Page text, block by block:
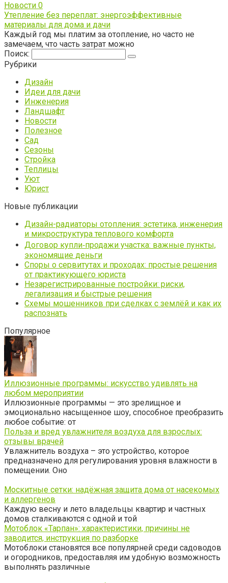
Новости 0
Утепление без переплат: энергоэффективные
материалы для дома и дачи
Каждый год мы платим за отопление, но часто не
замечаем, что часть затрат можно
Поиск:
Рубрики
Дизайн
Идеи для дачи
Инженерия
Ландшафт
Новости
Полезное
Сад
Сезоны
Стройка
Теплицы
Уют
Юрист
Новые публикации
Дизайн-радиаторы отопления: эстетика, инженерия
и микроструктура теплового комфорта
Договор купли‑продажи участка: важные пункты,
экономящие деньги
Споры о сервитутах и проходах: простые решения
от практикующего юриста
Незарегистрированные постройки: риски,
легализация и быстрые решения
Схемы мошенников при сделках с землёй и как их
распознать
Популярное
Иллюзионные программы: искусство удивлять на
любом мероприятии
Иллюзионные программы — это зрелищное и
эмоционально насыщенное шоу, способное преобразить
любое событие: от
Польза и вред увлажнителя воздуха для взрослых:
отзывы врачей
Увлажнитель воздуха – это устройство, которое
предназначено для регулирования уровня влажности в
помещении. Оно
Москитные сетки: надёжная защита дома от насекомых
и аллергенов
Каждую весну и лето владельцы квартир и частных
домов сталкиваются с одной и той
Мотоблок «Тарпан»: характеристики, причины не
заводится, инструкция по разборке
Мотоблоки становятся все популярней среди садоводов
и огородников, предоставляя им удобную возможность
выполнять различные